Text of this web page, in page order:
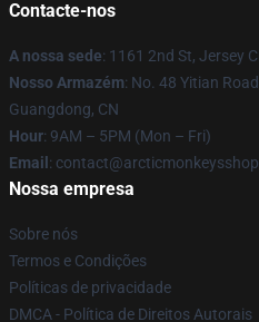
Contacte-nos
A nossa sede: 1161 2nd St, Jersey
Nosso Armazém: No. 48 Yitian
Guangdong, CN
Hour: 9AM – 5PM (Mon – Fri)
Email :
Nossa empresa
Sobre nós
Termos e Condições
Políticas de privacidade
DMCA - Política de Direitos Autorais